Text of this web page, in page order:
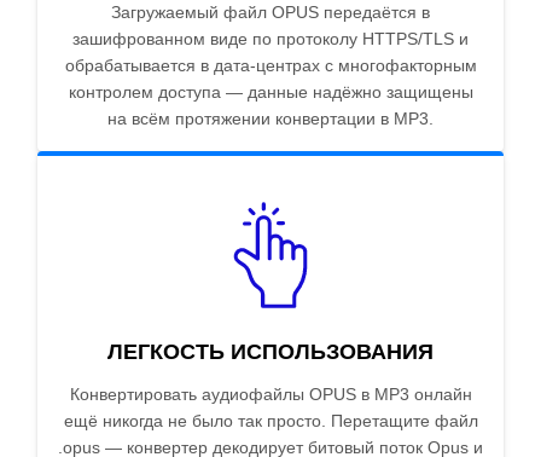
Загружаемый файл OPUS передаётся в
зашифрованном виде по протоколу HTTPS/TLS и
обрабатывается в дата-центрах с многофакторным
контролем доступа — данные надёжно защищены
на всём протяжении конвертации в MP3.
ЛЕГКОСТЬ ИСПОЛЬЗОВАНИЯ
Конвертировать аудиофайлы OPUS в MP3 онлайн
ещё никогда не было так просто. Перетащите файл
.opus — конвертер декодирует битовый поток Opus и